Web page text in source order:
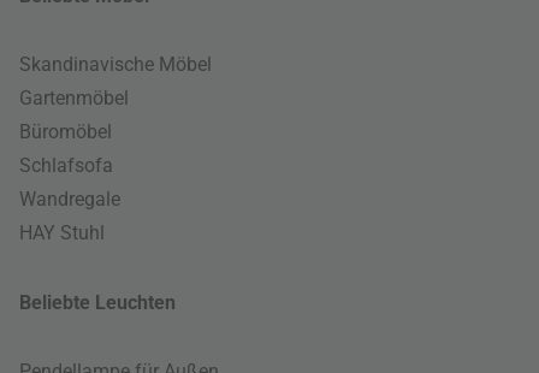
Skandinavische Möbel
Gartenmöbel
Büromöbel
Schlafsofa
Wandregale
HAY Stuhl
Beliebte Leuchten